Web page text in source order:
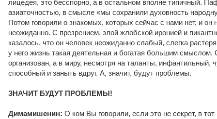
лицедея, это бесспорно, а в остальном вполне типичный.
азиаточностью, в смысле «мы сохранили духовность
Потом говорили о знакомых, которых сейчас с нами нет, и он
неожиданно. С презрением, злой жлобской иронией и
казалось, что он человек неожиданно слабый, слегка
у него жизнь такая деятельная и богатая большим
организован, а в миру, несмотря на таланты, инфантильный,
способный и заныть вдруг. А, значит, будут проблемы.
ЗНАЧИТ БУДУТ ПРОБЛЕМЫ!
Димамишенин: О ком Вы говорили, если это не секрет, в тот